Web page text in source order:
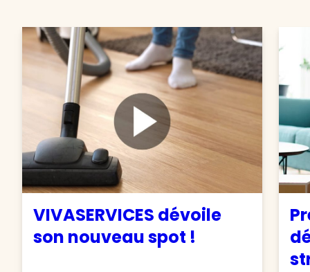
VIVASERVICES dévoile
son nouveau spot !